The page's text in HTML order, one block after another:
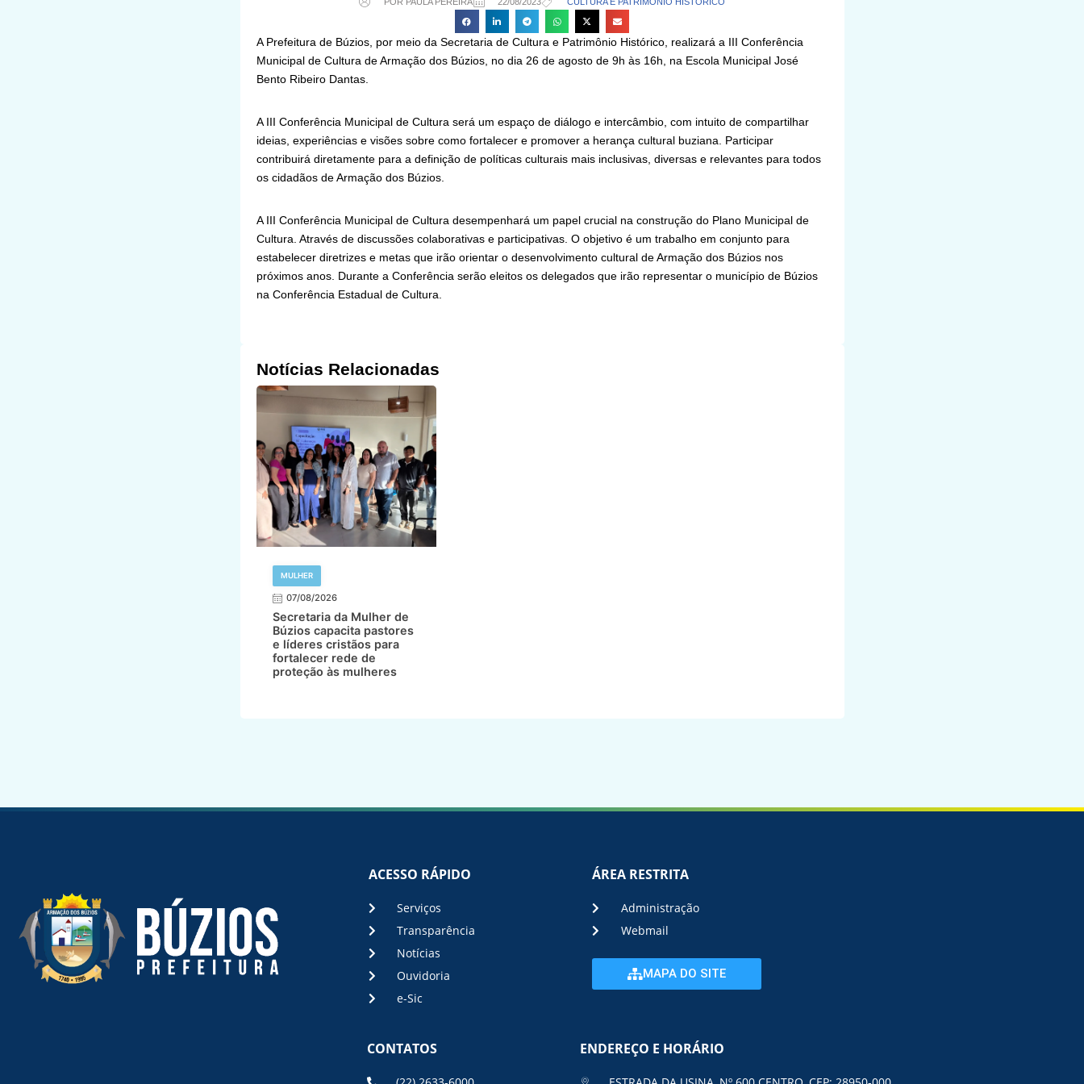
A Prefeitura de Búzios, por meio da Secretaria de Cultura e Patrimônio Histórico, realizará a III Conferência
Municipal de Cultura de Armação dos Búzios, no dia 26 de agosto de 9h às 16h, na Escola Municipal José
Bento Ribeiro Dantas.
A III Conferência Municipal de Cultura será um espaço de diálogo e intercâmbio, com intuito de compartilhar
ideias, experiências e visões sobre como fortalecer e promover a herança cultural buziana. Participar
contribuirá diretamente para a definição de políticas culturais mais inclusivas, diversas e relevantes para todos
os cidadãos de Armação dos Búzios.
A III Conferência Municipal de Cultura desempenhará um papel crucial na construção do Plano Municipal de
Cultura. Através de discussões colaborativas e participativas. O objetivo é um trabalho em conjunto para
estabelecer diretrizes e metas que irão orientar o desenvolvimento cultural de Armação dos Búzios nos
próximos anos. Durante a Conferência serão eleitos os delegados que irão representar o município de Búzios
na Conferência Estadual de Cultura.
Notícias Relacionadas
MULHER
07/08/2026
Secretaria da Mulher de
Búzios capacita pastores
e líderes cristãos para
fortalecer rede de
proteção às mulheres
ACESSO RÁPIDO
Serviços
Transparência
Notícias
Ouvidoria
e-Sic
ÁREA RESTRITA
Administração
Webmail
MAPA DO SITE
CONTATOS ENDEREÇO E HORÁRIO